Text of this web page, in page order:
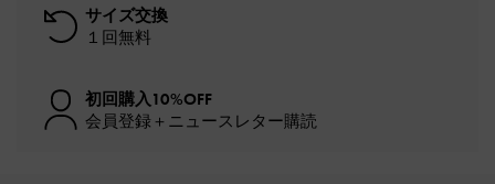
サイズ交換
１回無料
初回購入10%OFF
会員登録＋ニュースレター購読